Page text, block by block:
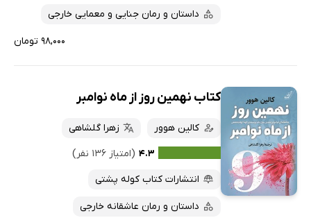
داستان و رمان جنایی و معمایی خارجی
۹۸,۰۰۰ تومان
کتاب نهمین روز از ماه نوامبر
کالین هوور
زهرا گلشاهی
۴.۳ (امتیاز ۱۳۶ نفر)
انتشارات کتاب کوله پشتی
داستان و رمان عاشقانه خارجی